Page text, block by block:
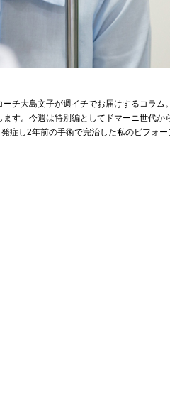
チ大島文子が週イチでお届けするコラ
す。今週は特別編としてドマーニ世代
症し2年前の手術で完治した私のビフォー